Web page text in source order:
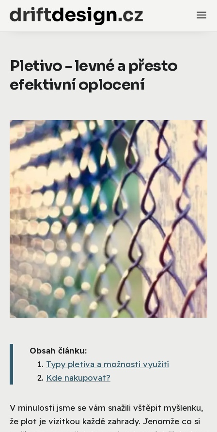
Pletivo - levné a přesto
efektivní oplocení
Obsah článku:
Typy pletiva a možnosti využití
Kde nakupovat?
V minulosti jsme se vám snažili vštěpit myšlenku,
že plot je vizitkou každé zahrady. Jenomže co si